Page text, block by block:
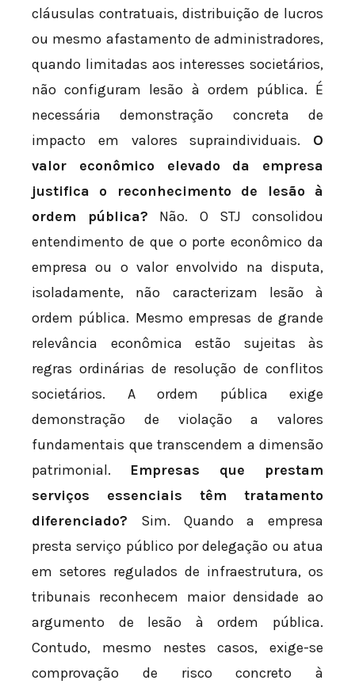
cláusulas contratuais, distribuição de lucros
ou mesmo afastamento de administradores,
quando limitadas aos interesses societários,
não configuram lesão à ordem pública. É
necessária demonstração concreta de
impacto em valores supraindividuais. O
valor econômico elevado da empresa
justifica o reconhecimento de lesão à
ordem pública? Não. O STJ consolidou
entendimento de que o porte econômico da
empresa ou o valor envolvido na disputa,
isoladamente, não caracterizam lesão à
ordem pública. Mesmo empresas de grande
relevância econômica estão sujeitas às
regras ordinárias de resolução de conflitos
societários. A ordem pública exige
demonstração de violação a valores
fundamentais que transcendem a dimensão
patrimonial. Empresas que prestam
serviços essenciais têm tratamento
diferenciado? Sim. Quando a empresa
presta serviço público por delegação ou atua
em setores regulados de infraestrutura, os
tribunais reconhecem maior densidade ao
argumento de lesão à ordem pública.
Contudo, mesmo nestes casos, exige-se
comprovação de risco concreto à